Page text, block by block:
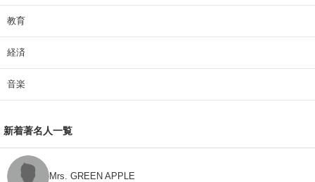
教育
経済
音楽
新着著名人一覧
Mrs. GREEN APPLE